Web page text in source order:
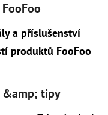
a příslušenství
produktů FooFoo
&amp; tipy